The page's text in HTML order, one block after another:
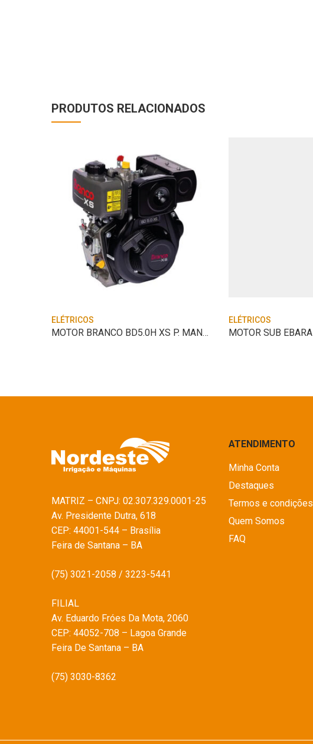
PRODUTOS RELACIONADOS
ELÉTRICOS
MOTOR BRANCO BD5.0H XS P. MANUAL
ELÉTRICOS
MATRIZ – CNPJ: 02.307.329.0001-25
Av. Presidente Dutra, 618
CEP: 44001-544 – Brasília
Feira de Santana – BA
(75) 3021-2058 / 3223-5441
FILIAL
Av. Eduardo Fróes Da Mota, 2060
CEP: 44052-708 – Lagoa Grande
Feira De Santana – BA
(75) 3030-8362
ATENDIMENTO
Minha Conta
Destaques
Termos e condições
Quem Somos
FAQ